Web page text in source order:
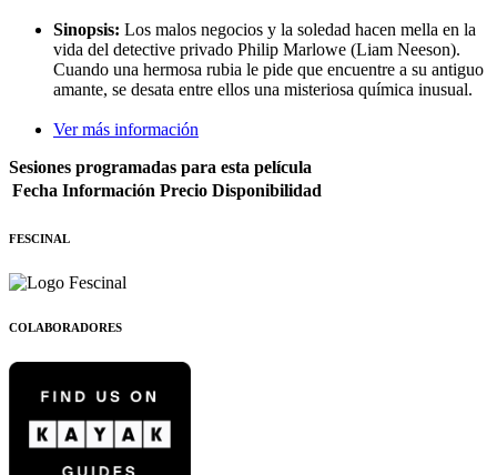
Sinopsis: Los malos negocios y la soledad hacen mella en la
vida del detective privado Philip Marlowe (Liam Neeson).
Cuando una hermosa rubia le pide que encuentre a su antiguo
amante, se desata entre ellos una misteriosa química inusual.
Ver más información
Sesiones programadas para esta película
Fecha Información Precio Disponibilidad
FESCINAL
COLABORADORES